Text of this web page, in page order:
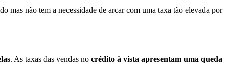
mas não tem a necessidade de arcar com uma taxa tão elevada por
. As taxas das vendas no crédito à vista apresentam uma queda